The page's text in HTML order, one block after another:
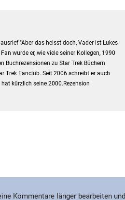
"Aber das heisst doch, Vader ist Lukes
wurde er, wie viele seiner Kollegen, 1990
Buchrezensionen zu Star Trek Büchern
Trek Fanclub. Seit 2006 schreibt er auch
kürzlich seine 2000.Rezension
Kommentare länger bearbeiten und